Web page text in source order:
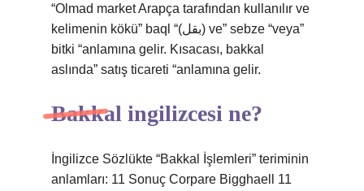
“Olmad market Arapça tarafından kullanılır ve
kelimenin kökü” baql “(بقل) ve” sebze “veya”
bitki “anlamına gelir. Kısacası, bakkal
aslında” satış ticareti “anlamına gelir.
Bakkal ingilizcesi ne?
İngilizce Sözlükte “Bakkal İşlemleri” teriminin
anlamları: 11 Sonuç Corpare Bigghaell 11